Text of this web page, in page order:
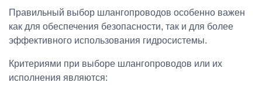
Правильный выбор шлангопроводов особенно важен
как для обеспечения безопасности, так и для более
эффективного использования гидросистемы.
Критериями при выборе шлангопроводов или их
исполнения являются: